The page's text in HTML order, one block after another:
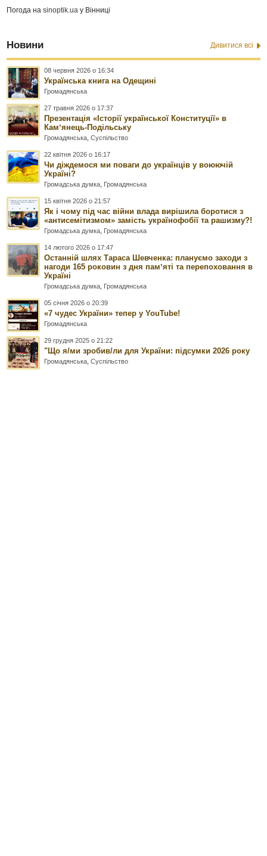
Погода наsinoptik.ua у Вінниці
Новини Дивитися всі
08 червня 2026 о 16:34
Українська книга на Одещині
Громадянська
27 травня 2026 о 17:37
Презентація «Історії української Конституції» в
Камʼянець-Подільську
Громадянська ,Суспільство
22 квітня 2026 о 16:17
Чи діждемося ми поваги до українців у воюючій
Україні?
Громадська думка Громадянська
15 квітня 2026 о 21:57
Як і чому під час війни влада вирішила боротися з
«антисемітизмом» замість українофобії та рашизму?!
Громадська думка Громадянська
14 лютого 2026 о 17:47
Останній шлях Тараса Шевченка: плануємо заходи з
нагоди 165 роковин з дня памʼяті та перепоховання в
Україні
Громадська думка Громадянська
05 січня 2026 о 20:39
«7 чудес України» тепер у YouTube!
Громадянська
29 грудня 2025 о 21:22
"Що я/ми зробив/ли для України: підсумки 2026 року
Громадянська ,Суспільство